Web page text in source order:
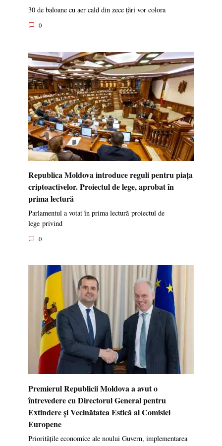
30 de baloane cu aer cald din zece țări vor colora
0
Republica Moldova introduce reguli pentru piața
criptoactivelor. Proiectul de lege, aprobat în
prima lectură
Parlamentul a votat în prima lectură proiectul de
lege privind
0
Premierul Republicii Moldova a avut o
întrevedere cu Directorul General pentru
Extindere și Vecinătatea Estică al Comisiei
Europene
Prioritățile economice ale noului Guvern, implementarea